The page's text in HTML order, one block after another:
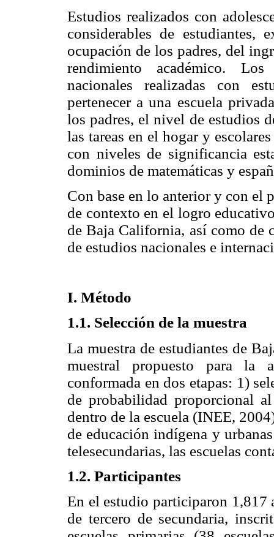
Estudios realizados con
considerables de
ocupación de los padres, del
rendimiento académico.
nacionales realizadas con
pertenecer a una escuela
los padres, el nivel de estudios
las tareas en el hogar y
con niveles de significancia
dominios de matemáticas y
Con base en lo anterior y con el
de contexto en el logro
de Baja California, así como de
de estudios nacionales e
I. Método
1.1. Selección de la muestra
La muestra de estudiantes de
muestral propuesto para la
conformada en dos etapas: 1)
de probabilidad proporcional
dentro de la escuela (INEE,
de educación indígena y
telesecundarias, las escuelas
1.2. Participantes
En el estudio participaron 1,817
de tercero de secundaria,